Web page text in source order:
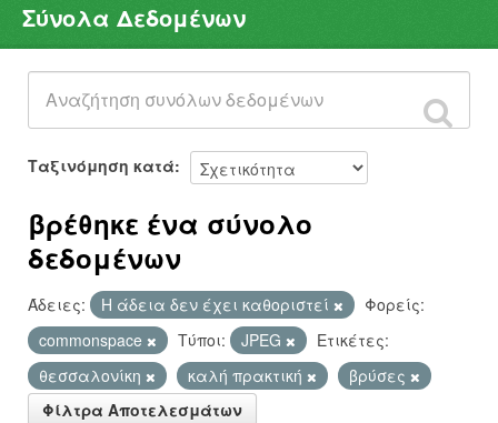
Σύνολα Δεδομένων
Φορείς
Ομάδες
Σχετικά
Σύνολα Δεδομένων
Ταξινόμηση κατά
βρέθηκε ένα σύνολο
δεδομένων
Άδειες: Η άδεια δεν έχει καθοριστεί
Φορείς:
commonspace
Τύποι: JPEG
Ετικέτες:
θεσσαλονίκη
καλή πρακτική
βρύσες
Φίλτρα Αποτελεσμάτων